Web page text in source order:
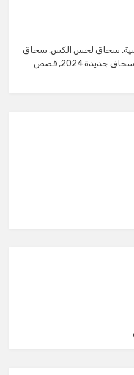
, سحاق لحس الكس, سحاق
جديدة 2024 ,قصص